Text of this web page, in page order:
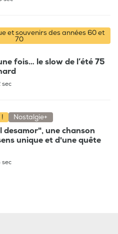
et souvenirs des années 60 et
70
fois… le slow de l’été 75
sec
Nostalgie+
desamor", une chanson
unique et d'une quête
sec